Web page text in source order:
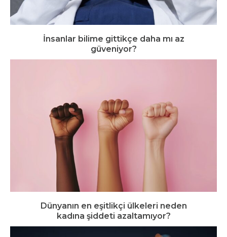
İnsanlar bilime gittikçe daha mı az
güveniyor?
Dünyanın en eşitlikçi ülkeleri neden
kadına şiddeti azaltamıyor?